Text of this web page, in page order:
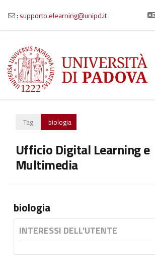
Vai al contenuto principale
: supporto.elearning@unipd.it
Tag biologia
Ufficio Digital Learning e
Multimedia
biologia
INTERESSI DELL'UTENTE